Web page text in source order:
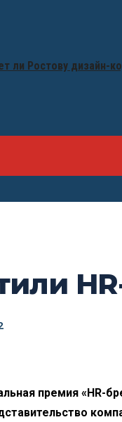
ли Ростову дизайн-
премия «HR-